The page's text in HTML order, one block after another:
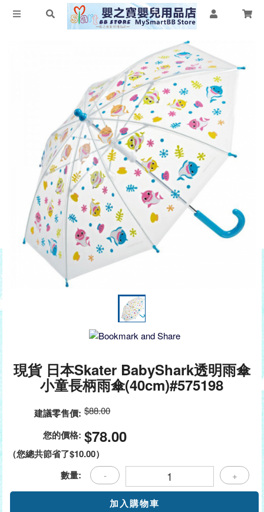
現貨 日本Skater BabyShark透明雨傘
小童長柄雨傘(40cm)#575198
建議零售價: $88.00
您的價格: $78.00
（您總共節省了$10.00）
數量:
- +